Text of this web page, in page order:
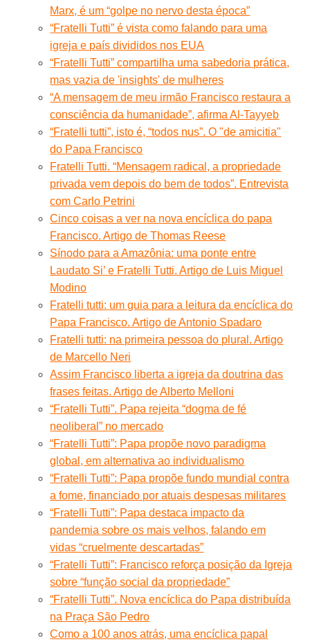
Marx, é um “golpe no nervo desta época”
“Fratelli Tutti” é vista como falando para uma
igreja e país divididos nos EUA
“Fratelli Tutti” compartilha uma sabedoria prática,
mas vazia de 'insights' de mulheres
“A mensagem de meu irmão Francisco restaura a
consciência da humanidade”, afirma Al-Tayyeb
“Fratelli tutti”, isto é, “todos nus”. O "de amicitia"
do Papa Francisco
Fratelli Tutti. “Mensagem radical, a propriedade
privada vem depois do bem de todos”. Entrevista
com Carlo Petrini
Cinco coisas a ver na nova encíclica do papa
Francisco. Artigo de Thomas Reese
Sínodo para a Amazônia: uma ponte entre
Laudato Si’ e Fratelli Tutti. Artigo de Luis Miguel
Modino
Fratelli tutti: um guia para a leitura da encíclica do
Papa Francisco. Artigo de Antonio Spadaro
Fratelli tutti: na primeira pessoa do plural. Artigo
de Marcello Neri
Assim Francisco liberta a igreja da doutrina das
frases feitas. Artigo de Alberto Melloni
“Fratelli Tutti”. Papa rejeita “dogma de fé
neoliberal” no mercado
“Fratelli Tutti”: Papa propõe novo paradigma
global, em alternativa ao individualismo
“Fratelli Tutti”: Papa propõe fundo mundial contra
a fome, financiado por atuais despesas militares
“Fratelli Tutti”: Papa destaca impacto da
pandemia sobre os mais velhos, falando em
vidas “cruelmente descartadas”
“Fratelli Tutti”: Francisco reforça posição da Igreja
sobre “função social da propriedade”
“Fratelli Tutti”. Nova encíclica do Papa distribuída
na Praça São Pedro
Como a 100 anos atrás, uma encíclica papal